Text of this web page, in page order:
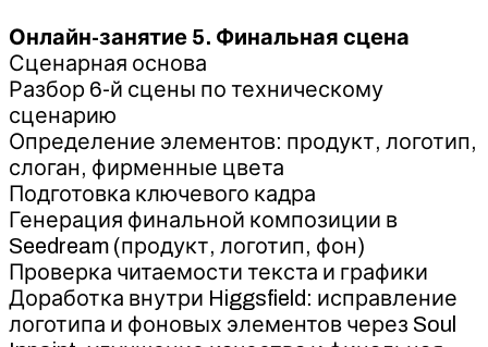
Онлайн-занятие 5. Финальная сцена
Сценарная основа
Разбор 6-й сцены по техническому
сценарию
Определение элементов: продукт, логотип,
слоган, фирменные цвета
Подготовка ключевого кадра
Генерация финальной композиции в
Seedream (продукт, логотип, фон)
Проверка читаемости текста и графики
Доработка внутри Higgsfield: исправление
логотипа и фоновых элементов через Soul